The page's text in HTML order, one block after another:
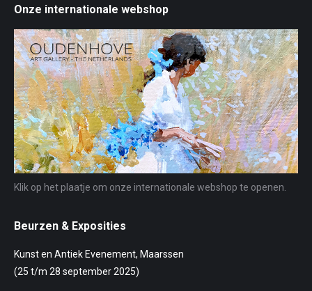
Onze internationale webshop
Klik op het plaatje om onze internationale webshop te openen.
Beurzen & Exposities
Kunst en Antiek Evenement, Maarssen
(25 t/m 28 september 2025)